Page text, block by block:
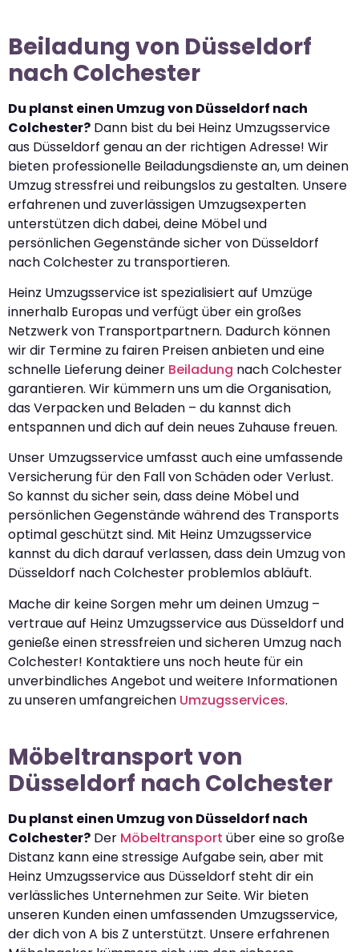
Beiladung von Düsseldorf
nach Colchester
Du planst einen Umzug von Düsseldorf nach
Colchester? Dann bist du bei Heinz Umzugsservice
aus Düsseldorf genau an der richtigen Adresse! Wir
bieten professionelle Beiladungsdienste an, um deinen
Umzug stressfrei und reibungslos zu gestalten. Unsere
erfahrenen und zuverlässigen Umzugsexperten
unterstützen dich dabei, deine Möbel und
persönlichen Gegenstände sicher von Düsseldorf
nach Colchester zu transportieren.
Heinz Umzugsservice ist spezialisiert auf Umzüge
innerhalb Europas und verfügt über ein großes
Netzwerk von Transportpartnern. Dadurch können
wir dir Termine zu fairen Preisen anbieten und eine
schnelle Lieferung deiner Beiladung nach Colchester
garantieren. Wir kümmern uns um die Organisation,
das Verpacken und Beladen – du kannst dich
entspannen und dich auf dein neues Zuhause freuen.
Unser Umzugsservice umfasst auch eine umfassende
Versicherung für den Fall von Schäden oder Verlust.
So kannst du sicher sein, dass deine Möbel und
persönlichen Gegenstände während des Transports
optimal geschützt sind. Mit Heinz Umzugsservice
kannst du dich darauf verlassen, dass dein Umzug von
Düsseldorf nach Colchester problemlos abläuft.
Mache dir keine Sorgen mehr um deinen Umzug –
vertraue auf Heinz Umzugsservice aus Düsseldorf und
genieße einen stressfreien und sicheren Umzug nach
Colchester! Kontaktiere uns noch heute für ein
unverbindliches Angebot und weitere Informationen
zu unseren umfangreichen Umzugsservices.
Möbeltransport von
Düsseldorf nach Colchester
Du planst einen Umzug von Düsseldorf nach
Colchester? Der Möbeltransport über eine so große
Distanz kann eine stressige Aufgabe sein, aber mit
Heinz Umzugsservice aus Düsseldorf steht dir ein
verlässliches Unternehmen zur Seite. Wir bieten
unseren Kunden einen umfassenden Umzugsservice,
der dich von A bis Z unterstützt. Unsere erfahrenen